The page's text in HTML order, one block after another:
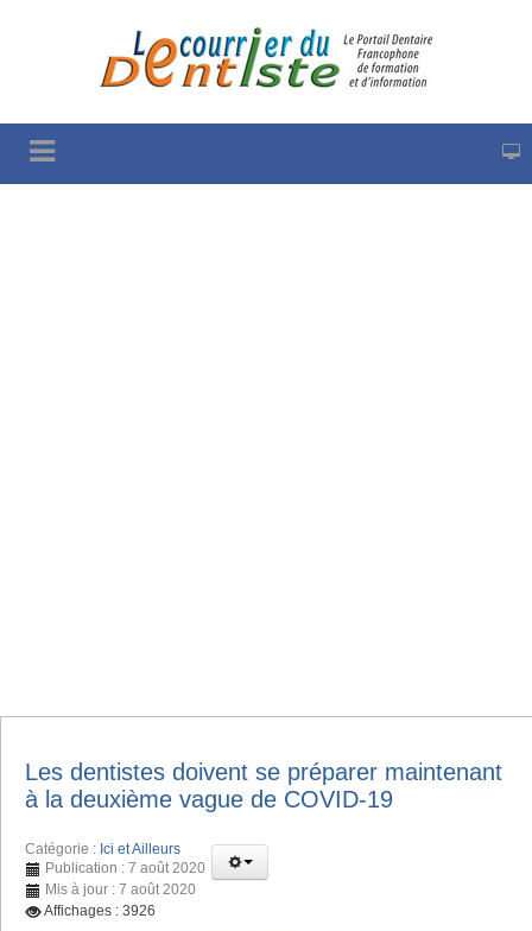
Les dentistes doivent se préparer maintenant
à la deuxième vague de COVID-19
Catégorie : Ici et Ailleurs
Publication : 7 août 2020
Mis à jour : 7 août 2020
Affichages : 3926